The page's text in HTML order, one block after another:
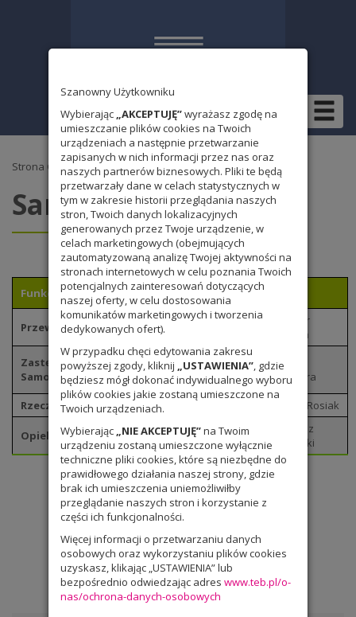
Szanowny Użytkowniku
Wybierając „AKCEPTUJĘ”wyrażasz zgodę na
umieszczanie plików cookies na Twoich
urządzeniach a następnie przetwarzanie
zapisanych w nich informacji przez nas oraz
naszych partnerów biznesowych. Pliki te będą
przetwarzały dane w celach statystycznych w
tym w zakresie historii przeglądania naszych
stron, Twoich danych lokalizacyjnych
generowanych przez Twoje urządzenie, w
celach marketingowych (obejmujących
zautomatyzowaną analizę Twojej aktywności na
stronach internetowych w celu poznania Twoich
potencjalnych zainteresowań dotyczących
naszej oferty, w celu dostosowania
komunikatów marketingowych i tworzenia
dedykowanych ofert).
W przypadku chęci edytowania zakresu
powyższej zgody, kliknij „USTAWIENIA”, gdzie
będziesz mógł dokonać indywidualnego wyboru
plików cookies jakie zostaną umieszczone na
Twoich urządzeniach.
Wybierając „NIE AKCEPTUJĘ”na Twoim
urządzeniu zostaną umieszczone wyłącznie
techniczne pliki cookies, które są niezbędne do
prawidłowego działania naszej strony, gdzie
brak ich umieszczenia uniemożliwiłby
przeglądanie naszych stron i korzystanie z
części ich funkcjonalności.
Więcej informacji o przetwarzaniu danych
osobowych oraz wykorzystaniu plików cookies
uzyskasz, klikając „USTAWIENIA” lub
bezpośrednio odwiedzając adres www.teb.pl/o-
nas/ochrona-danych-osobowych
Strona Główna» Dla ucznia » Samorząd szkolny
Samorząd szkolny
Funkcje
Przewodniczący Samorządu Uczniowskiego
Olivier
Ukleja
Zastępca Przewodniczącego i Skarbnik
Samorządu Uczniowskiego
Tytus
Koziura
Rzecznik Praw Ucznia
Zofia Rosiak
Opiekun SU
Łukasz
Lasocki